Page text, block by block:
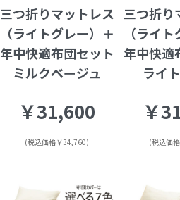
三つ折りマットレス
（ライトグレー）＋
年中快適布団セット
ミルクベージュ
￥31,600
(税込価格￥34,760)
三つ折り
（ライ
年中快適
ライ
￥
(税込価